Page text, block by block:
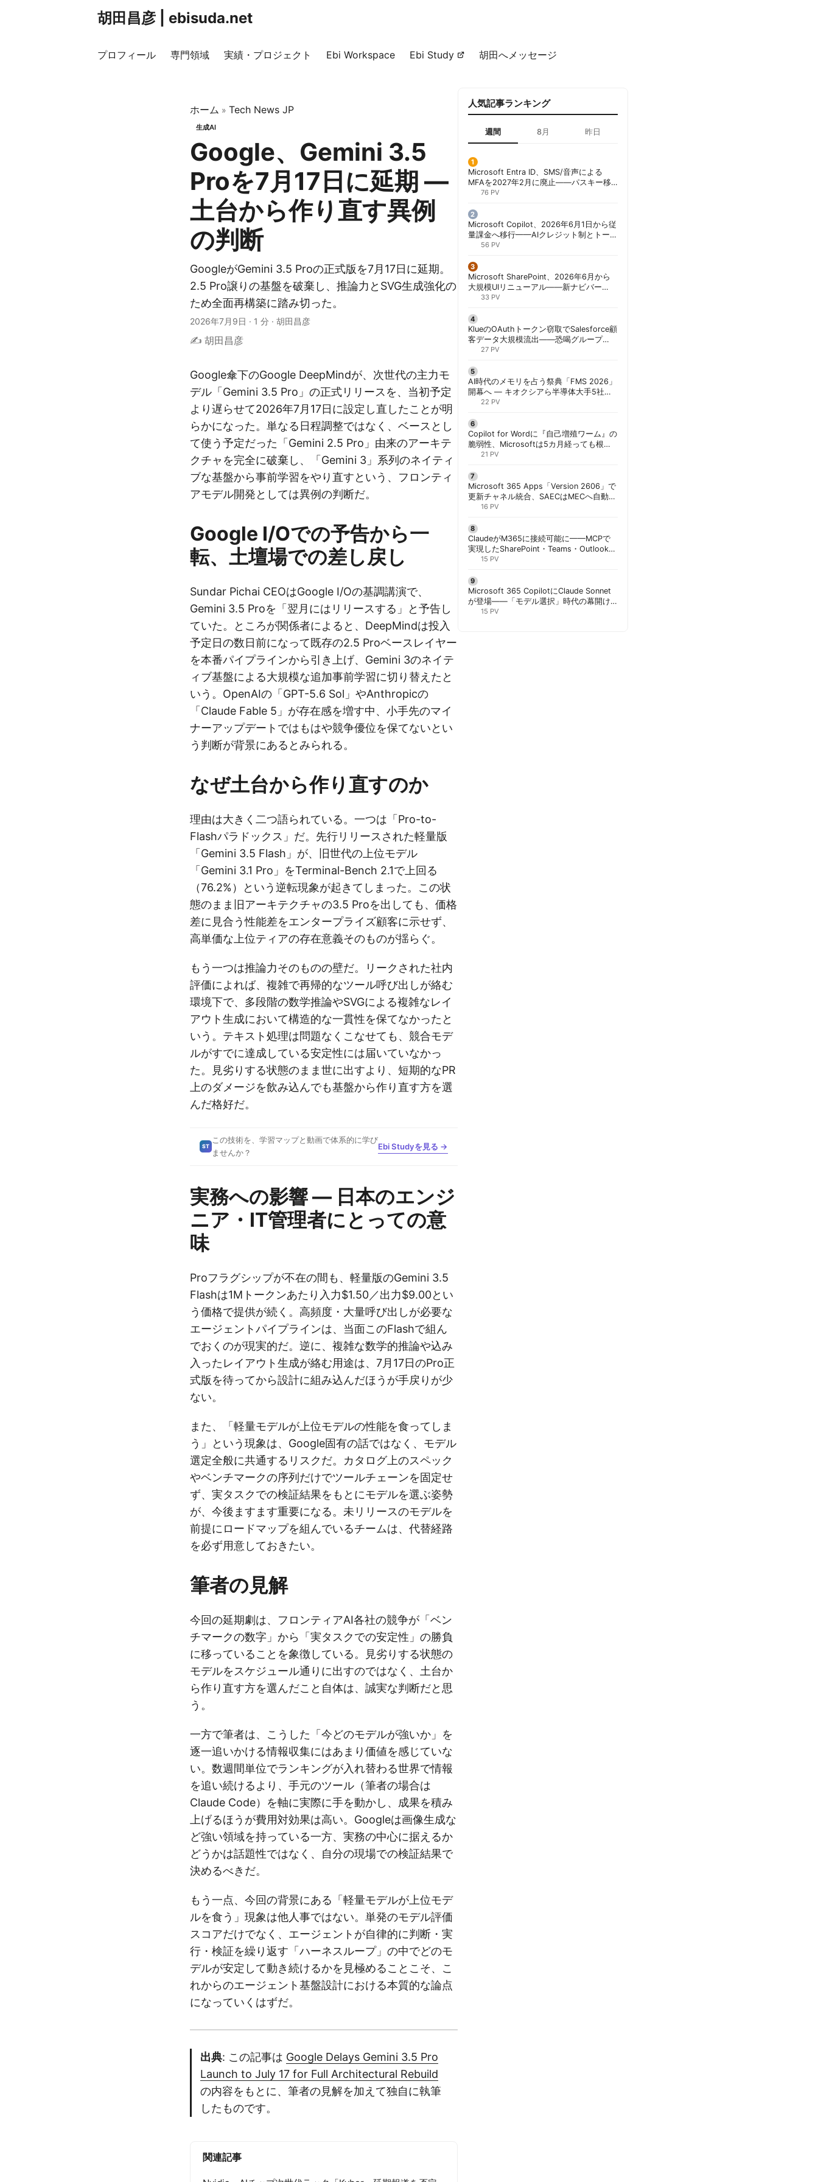
胡田昌彦 | ebisuda.net
プロフィール 専門領域 実績・プロジェクト Ebi Workspace Ebi Study 胡田へメッセージ
ホーム » Tech News JP
生成AI
Google、Gemini 3.5
Proを7月17日に延期 ―
土台から作り直す異例
の判断
GoogleがGemini 3.5 Proの正式版を7月17日に延期。
2.5 Pro譲りの基盤を破棄し、推論力とSVG生成強化の
ため全面再構築に踏み切った。
2026年7月9日 · 1 分 · 胡田昌彦
✍️ 胡田昌彦
Google傘下のGoogle DeepMindが、次世代の主力モ
デル「Gemini 3.5 Pro」の正式リリースを、当初予定
より遅らせて2026年7月17日に設定し直したことが明
らかになった。単なる日程調整ではなく、ベースとし
て使う予定だった「Gemini 2.5 Pro」由来のアーキテ
クチャを完全に破棄し、「Gemini 3」系列のネイティ
ブな基盤から事前学習をやり直すという、フロンティ
アモデル開発としては異例の判断だ。
Google I/Oでの予告から一
転、土壇場での差し戻し
Sundar Pichai CEOはGoogle I/Oの基調講演で、
Gemini 3.5 Proを「翌月にはリリースする」と予告し
ていた。ところが関係者によると、DeepMindは投入
予定日の数日前になって既存の2.5 Proベースレイヤー
を本番パイプラインから引き上げ、Gemini 3のネイテ
ィブ基盤による大規模な追加事前学習に切り替えたと
いう。OpenAIの「GPT-5.6 Sol」やAnthropicの
「Claude Fable 5」が存在感を増す中、小手先のマイ
ナーアップデートではもはや競争優位を保てないとい
う判断が背景にあるとみられる。
なぜ土台から作り直すのか
理由は大きく二つ語られている。一つは「Pro-to-
Flashパラドックス」だ。先行リリースされた軽量版
「Gemini 3.5 Flash」が、旧世代の上位モデル
「Gemini 3.1 Pro」をTerminal-Bench 2.1で上回る
（76.2%）という逆転現象が起きてしまった。この状
態のまま旧アーキテクチャの3.5 Proを出しても、価格
差に見合う性能差をエンタープライズ顧客に示せず、
高単価な上位ティアの存在意義そのものが揺らぐ。
もう一つは推論力そのものの壁だ。リークされた社内
評価によれば、複雑で再帰的なツール呼び出しが絡む
環境下で、多段階の数学推論やSVGによる複雑なレイ
アウト生成において構造的な一貫性を保てなかったと
いう。テキスト処理は問題なくこなせても、競合モデ
ルがすでに達成している安定性には届いていなかっ
た。見劣りする状態のまま世に出すより、短期的なPR
上のダメージを飲み込んでも基盤から作り直す方を選
んだ格好だ。
ST
この技術を、学習マップと動画で体系的に学び
ませんか？
Ebi Studyを見る →
実務への影響 ― 日本のエンジ
ニア・IT管理者にとっての意
味
Proフラグシップが不在の間も、軽量版のGemini 3.5
Flashは1Mトークンあたり入力$1.50／出力$9.00とい
う価格で提供が続く。高頻度・大量呼び出しが必要な
エージェントパイプラインは、当面このFlashで組ん
でおくのが現実的だ。逆に、複雑な数学的推論や込み
入ったレイアウト生成が絡む用途は、7月17日のPro正
式版を待ってから設計に組み込んだほうが手戻りが少
ない。
また、「軽量モデルが上位モデルの性能を食ってしま
う」という現象は、Google固有の話ではなく、モデル
選定全般に共通するリスクだ。カタログ上のスペック
やベンチマークの序列だけでツールチェーンを固定せ
ず、実タスクでの検証結果をもとにモデルを選ぶ姿勢
が、今後ますます重要になる。未リリースのモデルを
前提にロードマップを組んでいるチームは、代替経路
を必ず用意しておきたい。
筆者の見解
今回の延期劇は、フロンティアAI各社の競争が「ベン
チマークの数字」から「実タスクでの安定性」の勝負
に移っていることを象徴している。見劣りする状態の
モデルをスケジュール通りに出すのではなく、土台か
ら作り直す方を選んだこと自体は、誠実な判断だと思
う。
一方で筆者は、こうした「今どのモデルが強いか」を
逐一追いかける情報収集にはあまり価値を感じていな
い。数週間単位でランキングが入れ替わる世界で情報
を追い続けるより、手元のツール（筆者の場合は
Claude Code）を軸に実際に手を動かし、成果を積み
上げるほうが費用対効果は高い。Googleは画像生成な
ど強い領域を持っている一方、実務の中心に据えるか
どうかは話題性ではなく、自分の現場での検証結果で
決めるべきだ。
もう一点、今回の背景にある「軽量モデルが上位モデ
ルを食う」現象は他人事ではない。単発のモデル評価
スコアだけでなく、エージェントが自律的に判断・実
行・検証を繰り返す「ハーネスループ」の中でどのモ
デルが安定して動き続けるかを見極めることこそ、こ
れからのエージェント基盤設計における本質的な論点
になっていくはずだ。
出典: この記事は Google Delays Gemini 3.5 Pro
Launch to July 17 for Full Architectural Rebuild
の内容をもとに、筆者の見解を加えて独自に執筆
したものです。
関連記事
人気記事ランキング
週間 8月 昨日
Microsoft Entra ID、SMS/音声による
MFAを2027年2月に廃止——パスキー移
行が既定に | 胡田昌彦
76 PV
Microsoft Copilot、2026年6月1日から従
量課金へ移行——AIクレジット制とトーク
ンコストで「メーターショック」を回避
56 PV
Microsoft SharePoint、2026年6月から
大規模UIリニューアル——新ナビバー
「Discover/Publish/Build」とAI機能を段
33 PV
KlueのOAuthトークン窃取でSalesforce顧
客データ大規模流出——恐喝グループ
「Icarus」が犯行声明 | 胡田昌彦
27 PV
AI時代のメモリを占う祭典「FMS 2026」
開幕へ ― キオクシアら半導体大手5社が
基調講演に集結 | 胡田昌彦
22 PV
Copilot for Wordに『自己増殖ワーム』の
脆弱性、Microsoftは5カ月経っても根本
対策できず | 胡田昌彦
21 PV
Microsoft 365 Apps「Version 2606」で
更新チャネル統合、SAECはMECへ自動移
行 | 胡田昌彦
16 PV
ClaudeがM365に接続可能に——MCPで
実現したSharePoint・Teams・Outlook連
携、セキュリティと実務への影響を読み
15 PV
Microsoft 365 CopilotにClaude Sonnet
が登場——「モデル選択」時代の幕開け
と管理者が知るべき注意点 | 胡田昌彦
15 PV